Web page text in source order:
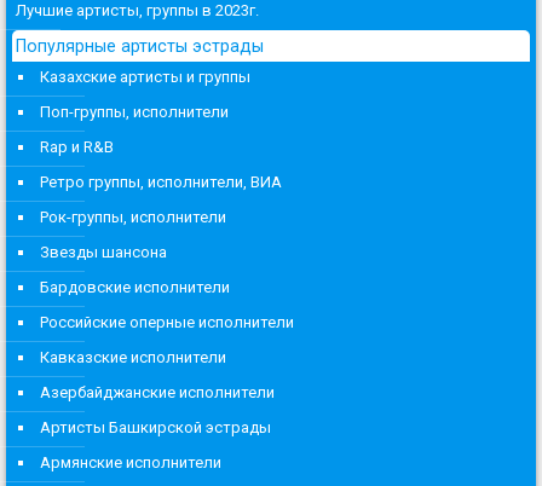
Лучшие артисты, группы в 2023г.
Популярные артисты эстрады
Казахские артисты и группы
Поп-группы, исполнители
Rap и R&B
Ретро группы, исполнители, ВИА
Рок-группы, исполнители
Звезды шансона
Бардовские исполнители
Российские оперные исполнители
Кавказские исполнители
Азербайджанские исполнители
Артисты Башкирской эстрады
Армянские исполнители